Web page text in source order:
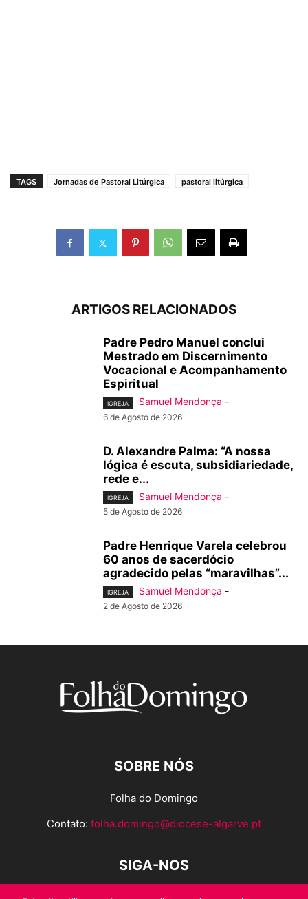
TAGS Jornadas de Pastoral Litúrgica pastoral litúrgica
ARTIGOS RELACIONADOS
Padre Pedro Manuel conclui
Mestrado em Discernimento
Vocacional e Acompanhamento
Espiritual
IGREJA Samuel Mendonça -
6 de Agosto de 2026
D. Alexandre Palma: “A nossa
lógica é escuta, subsidiariedade,
rede e...
IGREJA Samuel Mendonça -
5 de Agosto de 2026
Padre Henrique Varela celebrou
60 anos de sacerdócio
agradecido pelas “maravilhas”...
IGREJA Samuel Mendonça -
2 de Agosto de 2026
SOBRE NÓS
Folha do Domingo
Contato: folha.domingo@diocese-algarve.pt
SIGA-NOS